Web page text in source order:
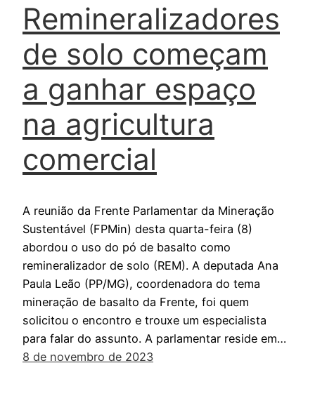
Remineralizadores
de solo começam
a ganhar espaço
na agricultura
comercial
A reunião da Frente Parlamentar da Mineração
Sustentável (FPMin) desta quarta-feira (8)
abordou o uso do pó de basalto como
remineralizador de solo (REM). A deputada Ana
Paula Leão (PP/MG), coordenadora do tema
mineração de basalto da Frente, foi quem
solicitou o encontro e trouxe um especialista
para falar do assunto. A parlamentar reside em…
8 de novembro de 2023